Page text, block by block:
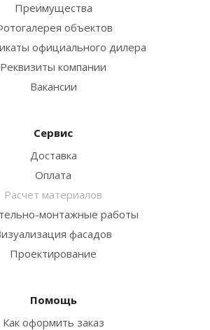
Преимущества
объектов
официального дилера
Реквизиты компании
Вакансии
Сервис
Доставка
Оплата
Расчет материалов
монтажные работы
фасадов
Проектирование
Помощь
Как оформить заказ